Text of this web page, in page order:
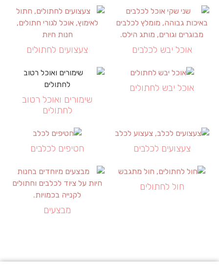
אוכל יבש לכלבים צעצועים לחתולים
אוכל יבש לחתולים
שימורים ואוכל רטוב
לחתולים
צעצועים לכלבים חטיפים לכלבים
חול לחתולים
מבצעים